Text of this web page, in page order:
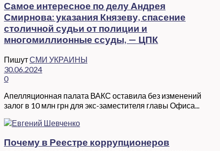
Самое интересное по делу Андрея
Смирнова: указания Князеву, спасение
столичной судьи от полиции и
многомиллионные ссуды, — ЦПК
ПишутСМИ УКРАИНЫ
30.06.2024
0
Апелляционная палата ВАКС оставила без изменений
залог в 10 млн грн для экс-заместителя главы Офиса...
Почему в Реестре коррупционеров